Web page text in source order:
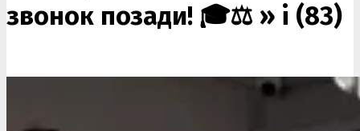
звонок позади! 🎓⚖️ » i (83)